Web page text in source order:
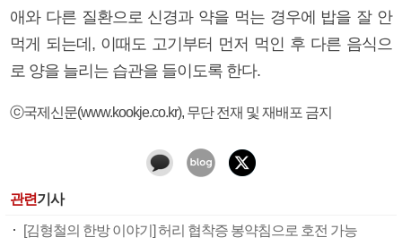
애와 다른 질환으로 신경과 약을 먹는 경우에 밥을 잘 안
먹게 되는데, 이때도 고기부터 먼저 먹인 후 다른 음식으
로 양을 늘리는 습관을 들이도록 한다.
ⓒ국제신문(www.kookje.co.kr), 무단 전재 및 재배포 금지
관련기사
[김형철의 한방 이야기] 허리 협착증 봉약침으로 호전 가능